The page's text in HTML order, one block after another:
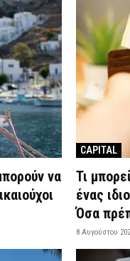
να
CAPITAL
Τι
ένας
Όσα
8 Αυγούστου